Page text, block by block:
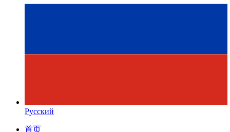
Русский
首页